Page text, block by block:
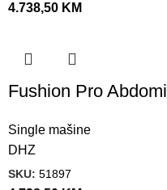
4.738,50 KM
Fushion Pro
Single mašine
DHZ
SKU: 51897